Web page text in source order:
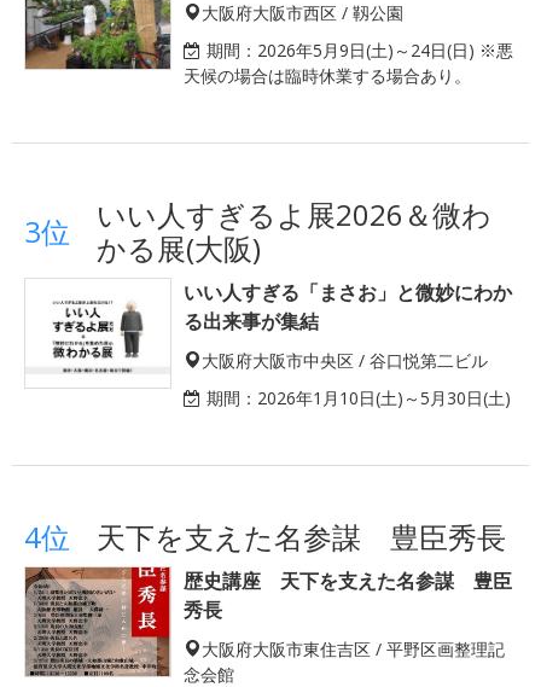
大阪府大阪市西区 / 靱公園
期間： 2026年5月9日(土)～24日(日) ※悪
天候の場合は臨時休業する場合あり。
3位
いい人すぎるよ展2026＆微わ
かる展(大阪)
いい人すぎる「まさお」と微妙にわか
る出来事が集結
大阪府大阪市中央区 / 谷口悦第二ビル
期間： 2026年1月10日(土)～5月30日(土)
4位 天下を支えた名参謀 豊臣秀長
歴史講座 天下を支えた名参謀 豊臣
秀長
大阪府大阪市東住吉区 / 平野区画整理記
念会館